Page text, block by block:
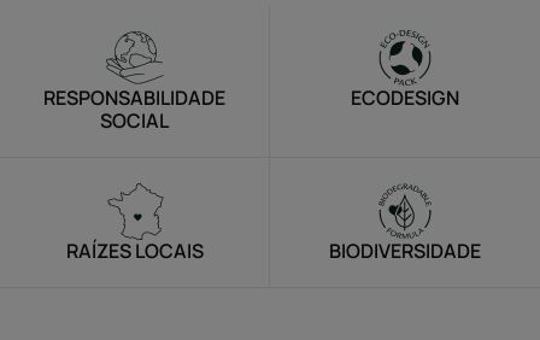
RESPONSABILIDADE
SOCIAL
ECODESIGN
RAÍZES LOCAIS BIODIVERSIDADE